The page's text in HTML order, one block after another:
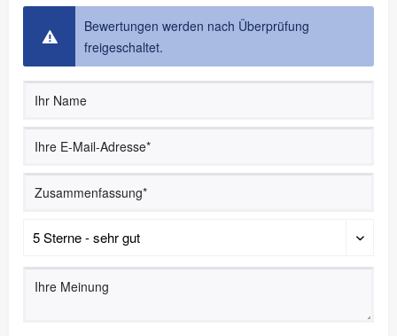
Bewertungen werden nach Überprüfung
freigeschaltet.